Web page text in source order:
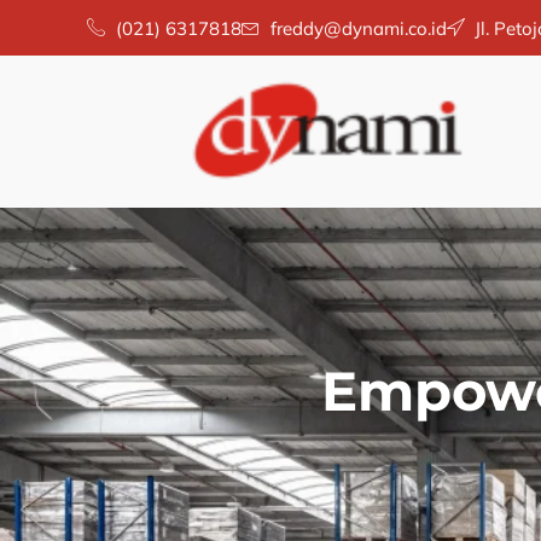
(021) 6317818 freddy@dynami.co.id Jl.